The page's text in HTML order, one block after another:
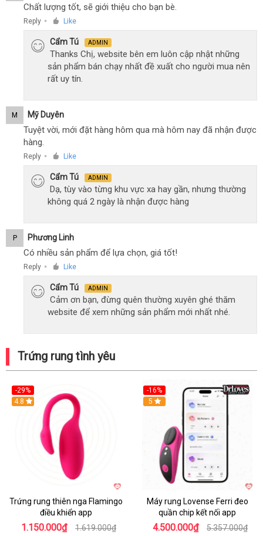
Chất lượng tốt, sẽ giới thiệu cho bạn bè.
Reply ● Like
Cẩm Tú ADMIN
Thanks Chị, website bên em luôn cập nhật những
sản phẩm bán chạy nhất đề xuất cho người mua nên
rất uy tín.
M Mỹ Duyên
Tuyệt vời, mới đặt hàng hôm qua mà hôm nay đã nhận được
hàng.
Reply ● Like
Cẩm Tú ADMIN
Dạ, tùy vào từng khu vực xa hay gần, nhưng thường
không quá 2 ngày là nhận được hàng
P Phương Linh
Có nhiều sản phẩm để lựa chọn, giá tốt!
Reply ● Like
Cẩm Tú ADMIN
Cảm ơn bạn, đừng quên thường xuyên ghé thăm
website để xem những sản phẩm mới nhất nhé.
Trứng rung tình yêu
-29%
Hot
4.8
Trứng rung thiên nga Flamingo
điều khiển app
1.150.000₫ 1.619.000₫
-16%
Hot
5
Máy rung Lovense Ferri đeo
quần chip kết nối app
4.500.000₫ 5.357.000₫